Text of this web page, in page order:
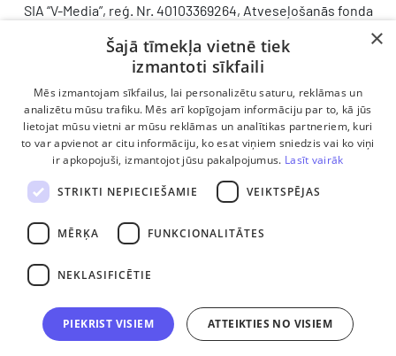
SIA “V-Media”, reģ. Nr. 40103369264, Atveseļošanās fonda
komercdarbības procesu uzlabošanā - ieviesta klientu
attiecību pārvaldības sistēma (CRM). 2024. gada 16.
decembrī tika noslēgts līgums Nr. 9.2-17-L-2024/928 ar
Latvijas Investīciju un attīstības aģentūru par atbalsta
saņemšanu saskaņā ar Atveseļošanas un noturības
mehānisma plāna 2. komponenti “Digitālā transformācija”
(atbalsta pieteikuma Nr. DIGI/2024/1253). Projekta ietvaros
ieviesta klientu un darba procesu pārvaldības sistēma
Scoro, uzlabojot pārdošanas procesu, centralizējot klientu
datubāzi un darījumu plūsmu, kā arī nodrošinot pārskatāmu,
efektīvu pārdošanas nodaļas darbu un precīzāku rezultātu
×
Šajā tīmekļa vietnē tiek
izmantoti sīkfaili
Mēs izmantojam sīkfailus, lai personalizētu saturu, reklāmas un
analizētu mūsu trafiku. Mēs arī kopīgojam informāciju par to, kā jūs
lietojat mūsu vietni ar mūsu reklāmas un analītikas partneriem, kuri
to var apvienot ar citu informāciju, ko esat viņiem sniedzis vai ko viņi
ir apkopojuši, izmantojot jūsu pakalpojumus. Lasīt vairāk
STRIKTI NEPIECIEŠAMIE VEIKTSPĒJAS
MĒRĶA FUNKCIONALITĀTES
NEKLASIFICĒTIE
PIEKRIST VISIEM ATTEIKTIES NO VISIEM